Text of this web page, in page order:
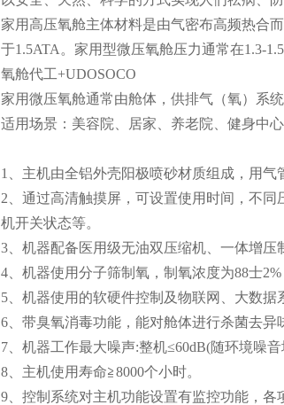
家用高压氧舱主体材料是由气密布高频热合
于1.5ATA 。家用型微压氧舱压力通常在1.3-
氧舱代工+UDOSOCO
家用微压氧舱通常由舱体，供排气（氧）系
适用场景：美容院、居家、养老院、健身中
1
主机由全铝外壳阳极喷砂材质组成，用气
2 、通过高清触摸屏，可设置使用时间，不
机开关状态等。
3 、机器配备医用级无油双压缩机、一体增
4 、机器使用分子筛制氧，制氧浓度为88士2%
5 、机器使用的软硬件控制及物联网、大数据
6 、带臭氧消毒功能，能对舱体进行杀菌去异
7 、机器工作最大噪声:整机≤60dB(随环境噪
8 、主机使用寿命≧8000个小时。
9 、控制系统对主机功能设置有监控功能，